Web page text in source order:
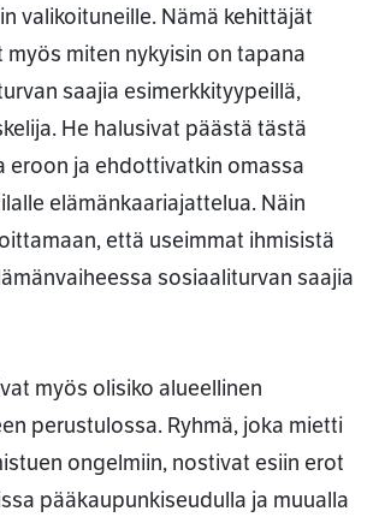
valikoituneille. Nämä kehittäjät
miten nykyisin on tapana
saajia esimerkkityypeillä,
He halusivat päästä tästä
eroon ja ehdottivatkin omassa
elämänkaariajattelua. Näin
että useimmat ihmisistä
sosiaaliturvan saajia
myös olisiko alueellinen
perustulossa. Ryhmä, joka mietti
ongelmiin, nostivat esiin erot
pääkaupunkiseudulla ja muualla